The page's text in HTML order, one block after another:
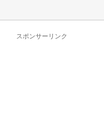
スポンサーリンク